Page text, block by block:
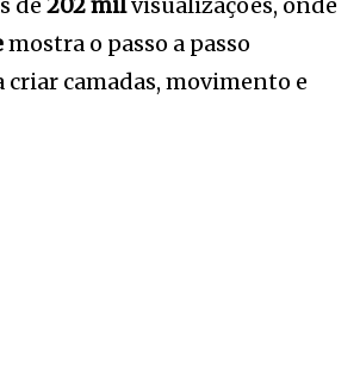
mostra o passo a passo
criar camadas, movimento e